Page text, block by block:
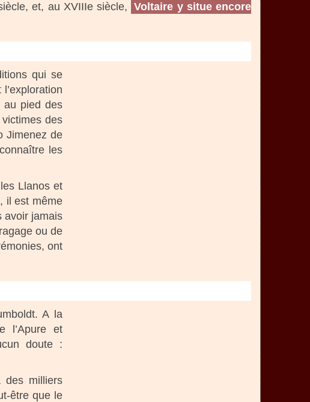
et, au XVIIIe siècle,
Voltaire y situe encore
qui se
au pied des
des
Jimenez de
les
Llanos et
il est même
avoir jamais
ou de
ont
A la
l’Apure et
doute :
des milliers
être que le